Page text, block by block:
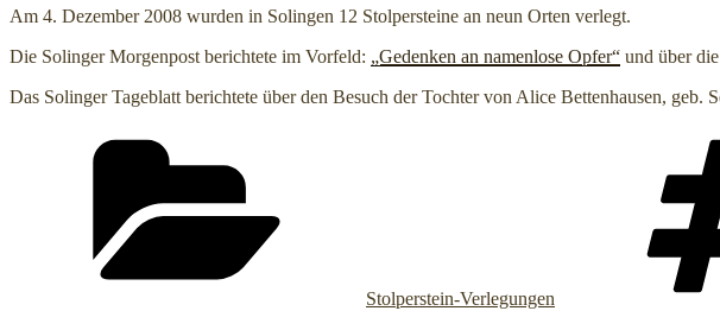
Am 4. Dezember 2008 wurden in Solingen 12 Stolpersteine an neun Orten verlegt.
Die Solinger Morgenpost berichtete im Vorfeld: „Gedenken an namenlose Opfer“ und über
Das Solinger Tageblatt berichtete über den Besuch der Tochter von Alice Bettenhausen, geb.
Stolperstein-Verlegungen